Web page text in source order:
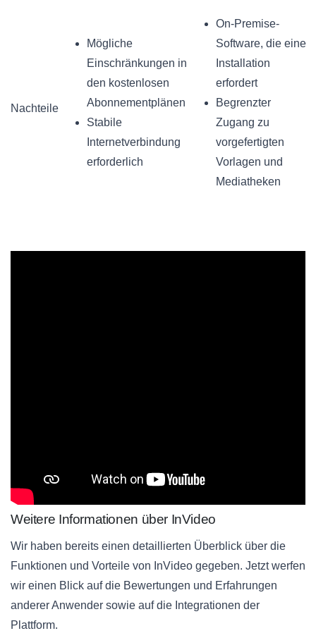
Nachteile
Mögliche
Einschränkungen in
den kostenlosen
Abonnementplänen
Stabile
Internetverbindung
erforderlich
On-Premise-
Software, die eine
Installation
erfordert
Begrenzter
Zugang zu
vorgefertigten
Vorlagen und
Mediatheken
Weitere Informationen über InVideo
Wir haben bereits einen detaillierten Überblick über die
Funktionen und Vorteile von InVideo gegeben. Jetzt werfen
wir einen Blick auf die Bewertungen und Erfahrungen
anderer Anwender sowie auf die Integrationen der
Plattform.